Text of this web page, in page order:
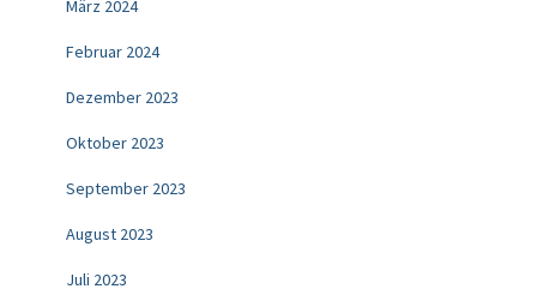
März 2024
Februar 2024
Dezember 2023
Oktober 2023
September 2023
August 2023
Juli 2023